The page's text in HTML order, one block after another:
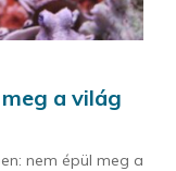
a világ
nem épül meg a